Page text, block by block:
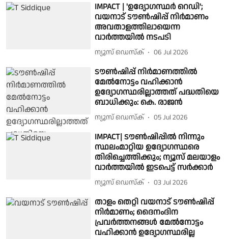
IMPACT | 'ഉദ്യോഗസ്ഥർ റെഡി';
വയനാട് ടൗൺഷിപ്പ് നിർമാണം
അവതാളത്തിലായെന്ന
വാർത്തയിൽ നടപടി
ന്യൂസ് ഡെസ്ക് 06 Jul 2026
ടൗൺഷിപ്പ് നിർമാണത്തിൽ
മേൽനോട്ടം വഹിക്കാൻ
ഉദ്യോഗസ്ഥരില്ലാത്തത് പദ്ധതിയെ
ബാധിക്കും: കെ. രാജൻ
ന്യൂസ് ഡെസ്ക് 05 Jul 2026
IMPACT| ടൗൺഷിപ്പിൽ നിന്നും
സ്ഥലംമാറ്റിയ ഉദ്യോഗസ്ഥരെ
തിരിച്ചെത്തിക്കും; ന്യൂസ് മലയാളം
വാർത്തയിൽ ഇടപെട്ട് സർക്കാർ
ന്യൂസ് ഡെസ്ക് 03 Jul 2026
താളം തെറ്റി വയനാട് ടൗൺഷിപ്പ്
നിർമാണം; ദൈനംദിന
പ്രവർത്തനങ്ങൾ മേൽനോട്ടം
വഹിക്കാൻ ഉദ്യോഗസ്ഥരില്ല